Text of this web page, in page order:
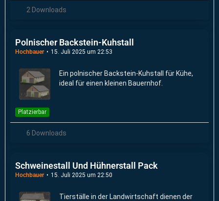
2 Downloads
Polnischer Backstein-Kuhstall
Hochbauer 15. Juli 2025 um 22:53
Ein polnischer Backstein-Kuhstall für Kühe,
ideal für einen kleinen Bauernhof.
Platzierbar
6 Downloads
Schweinestall Und Hühnerstall Pack
Hochbauer 15. Juli 2025 um 22:50
Tierställe in der Landwirtschaft dienen der